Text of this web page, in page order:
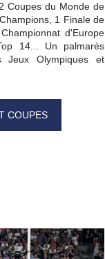
Coupes du Monde de
1 Finale de
d'Europe
14... Un palmarès
Jeux Olympiques et
COUPES